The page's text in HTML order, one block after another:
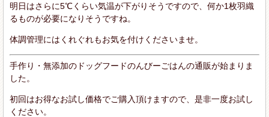
明日はさらに5℃くらい気温が下がりそうですので、何か1枚羽織
るものが必要になりそうですね。
体調管理にはくれぐれもお気を付けくださいませ。
手作り・無添加のドッグフードのんびーごはんの通販が始まりま
した。
初回はお得なお試し価格でご購入頂けますので、是非一度お試し
ください。